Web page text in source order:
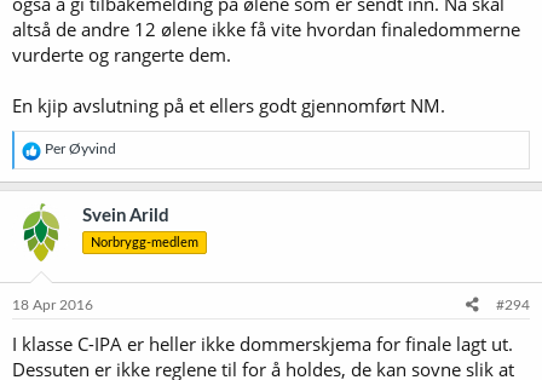
altså de andre 12 ølene ikke få vite hvordan finaledommerne
vurderte og rangerte dem.
En kjip avslutning på et ellers godt gjennomført NM.
R
e
a
k
s
j
o
e
:
Per Øyvind
Svein Arild
Norbrygg-medlem
18 Apr 2016 #294
I klasse C-IPA er heller ikke dommerskjema for finale lagt ut.
Dessuten er ikke reglene til for å holdes, de kan sovne slik at